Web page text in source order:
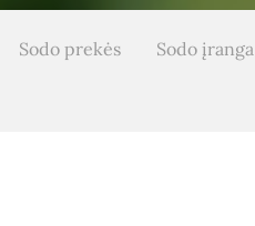
Sodo prekės
Sodo įranga